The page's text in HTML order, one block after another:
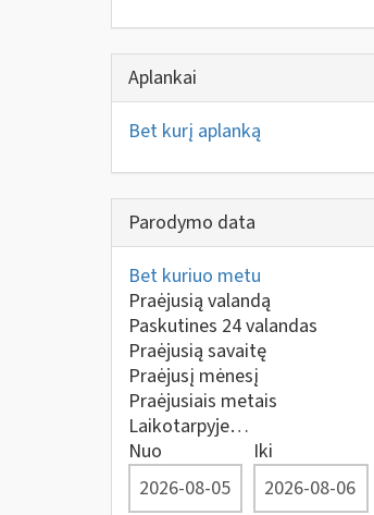
Aplankai
Bet kurį aplanką
Parodymo data
Bet kuriuo metu
Praėjusią valandą
Paskutines 24 valandas
Praėjusią savaitę
Praėjusį mėnesį
Praėjusiais metais
Laikotarpyje…
Nuo
Iki